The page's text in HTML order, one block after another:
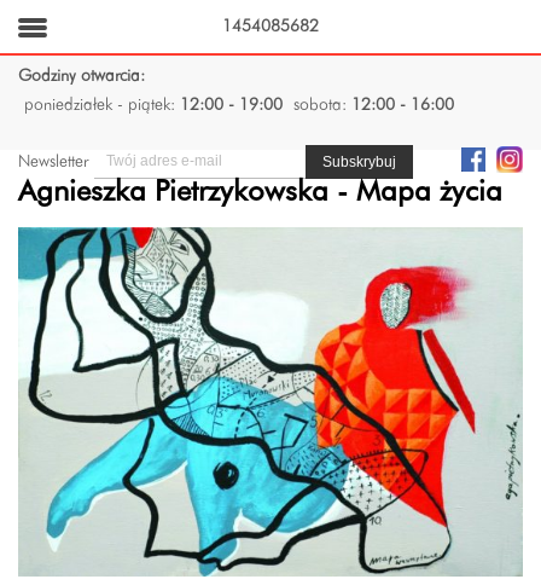
Godziny otwarcia:
poniedziałek - piątek:
12:00 - 19:00 sobota: 12:00 - 16:00
Newsletter
Agnieszka Pietrzykowska - Mapa życia
1454085682